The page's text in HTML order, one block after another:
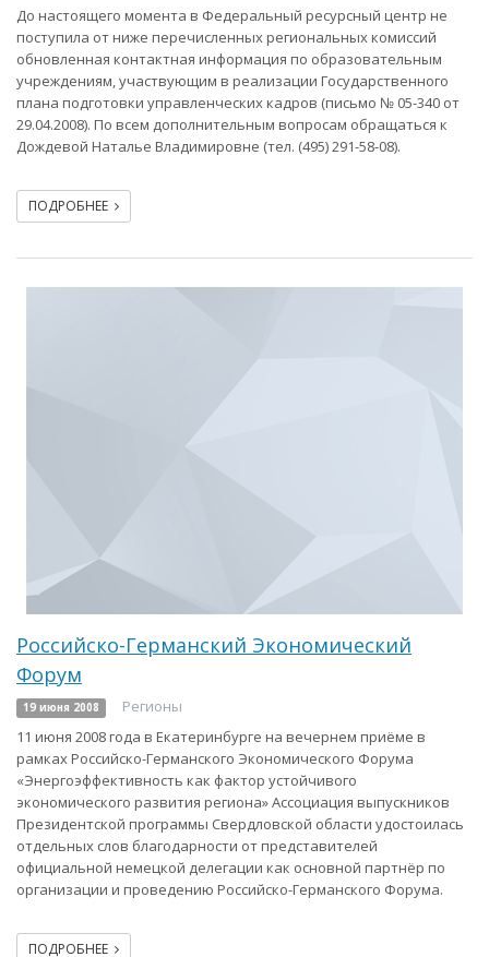
До настоящего момента в Федеральный ресурсный центр не
поступила от ниже перечисленных региональных комиссий
обновленная контактная информация по образовательным
учреждениям, участвующим в реализации Государственного
плана подготовки управленческих кадров (письмо № 05-340 от
29.04.2008). По всем дополнительным вопросам обращаться к
Дождевой Наталье Владимировне (тел. (495) 291-58-08).
ПОДРОБНЕЕ
Российско-Германский Экономический
Форум
19 июня 2008
Регионы
11 июня 2008 года в Екатеринбурге на вечернем приёме в
рамках Российско-Германского Экономического Форума
«Энергоэффективность как фактор устойчивого
экономического развития региона» Ассоциация выпускников
Президентской программы Свердловской области удостоилась
отдельных слов благодарности от представителей
официальной немецкой делегации как основной партнёр по
организации и проведению Российско-Германского Форума.
ПОДРОБНЕЕ